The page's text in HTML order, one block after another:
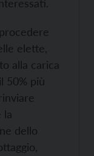
elette,
alla carica
50% più
la
dello